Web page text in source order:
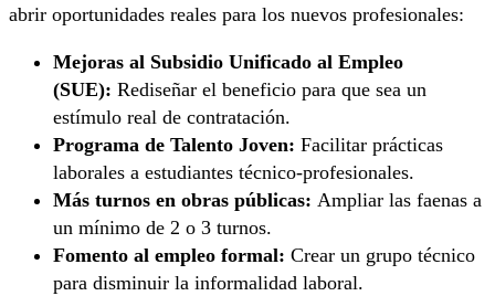
abrir oportunidades reales para los nuevos profesionales:
Mejoras al Subsidio Unificado al Empleo
(SUE): Rediseñar el beneficio para que sea un
estímulo real de contratación.
Programa de Talento Joven: Facilitar prácticas
laborales a estudiantes técnico-profesionales.
Más turnos en obras públicas: Ampliar las faenas a
un mínimo de 2 o 3 turnos.
Fomento al empleo formal: Crear un grupo técnico
para disminuir la informalidad laboral.